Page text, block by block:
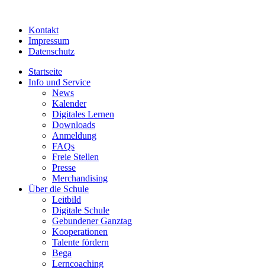
Kontakt
Impressum
Datenschutz
Startseite
Info und Service
News
Kalender
Digitales Lernen
Downloads
Anmeldung
FAQs
Freie Stellen
Presse
Merchandising
Über die Schule
Leitbild
Digitale Schule
Gebundener Ganztag
Kooperationen
Talente fördern
Bega
Lerncoaching